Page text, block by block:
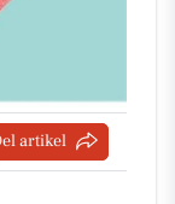
artikel